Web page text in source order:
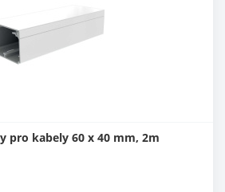
pro kabely 60 x 40 mm, 2m